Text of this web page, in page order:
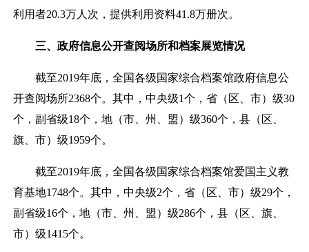
利用者20.3万人次，提供利用资料41.8万册次。
三、政府信息公开查阅场所和档案展览情况
截至2019年底，全国各级国家综合档案馆政府信息公
开查阅场所2368个。其中，中央级1个，省（区、市）级30
个， 副省级18个， 地（市、州、盟）级360个，县（区、
旗、市）级1959个。
截至2019年底， 全国各级国家综合档案馆爱国主义教
育基地1748个。 其中，中央级2个，省（区、市）级29个，
副省级16个， 地（市、州、盟）级286个，县（区、旗、
市）级1415个。